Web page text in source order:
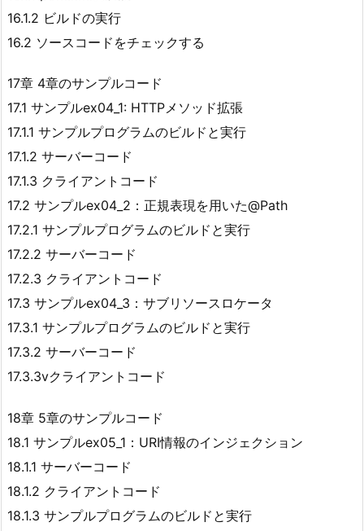
16.1.2 ビルドの実行
16.2 ソースコードをチェックする
17章 4章のサンプルコード
17.1 サンプルex04_1: HTTPメソッド拡張
17.1.1 サンプルプログラムのビルドと実行
17.1.2 サーバーコード
17.1.3 クライアントコード
17.2 サンプルex04_2：正規表現を用いた@Path
17.2.1 サンプルプログラムのビルドと実行
17.2.2 サーバーコード
17.2.3 クライアントコード
17.3 サンプルex04_3：サブリソースロケータ
17.3.1 サンプルプログラムのビルドと実行
17.3.2 サーバーコード
17.3.3vクライアントコード
18章 5章のサンプルコード
18.1 サンプルex05_1：URI情報のインジェクション
18.1.1 サーバーコード
18.1.2 クライアントコード
18.1.3 サンプルプログラムのビルドと実行